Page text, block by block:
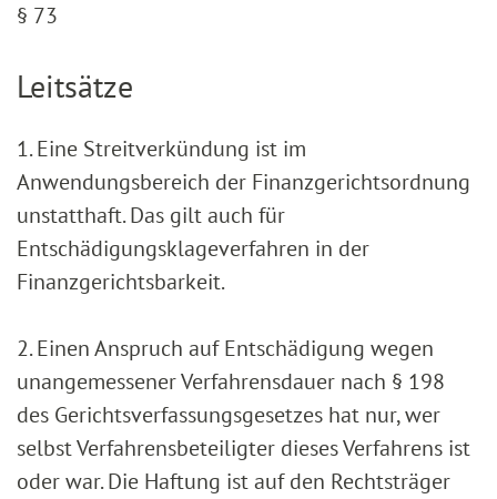
§ 73
Leitsätze
1. Eine Streitverkündung ist im
Anwendungsbereich der Finanzgerichtsordnung
unstatthaft. Das gilt auch für
Entschädigungsklageverfahren in der
Finanzgerichtsbarkeit.
2. Einen Anspruch auf Entschädigung wegen
unangemessener Verfahrensdauer nach § 198
des Gerichtsverfassungsgesetzes hat nur, wer
selbst Verfahrensbeteiligter dieses Verfahrens ist
oder war. Die Haftung ist auf den Rechtsträger